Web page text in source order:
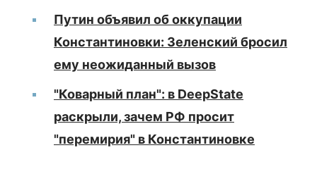
Путин объявил об оккупации
Константиновки: Зеленский бросил
ему неожиданный вызов
"Коварный план": в DeepState
раскрыли, зачем РФ просит
"перемирия" в Константиновке